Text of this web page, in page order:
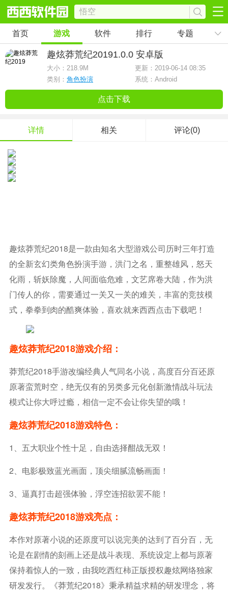
首页 游戏 软件 排行 专题
趣炫莽荒纪20191.0.0 安卓版
大小： 218.9M
更新：2019-06-14 08:35
类别： 角色扮演 系统：Android
点击下载
详情 相关 评论(0)
趣炫莽荒纪2018是一款由知名大型游戏公司历时三年打造
的全新玄幻类角色扮演手游，洪门之名，重整雄风，怒天
化雨，斩妖除魔，人间面临危难，文艺席卷大陆，作为洪
门传人的你，需要通过一关又一关的难关，丰富的竞技模
式，拳拳到肉的酷爽体验，喜欢就来西西点击下载吧！
趣炫莽荒纪2018游戏介绍：
莽荒纪2018手游改编经典人气同名小说，高度百分百还原
原著蛮荒时空，绝无仅有的另类多元化创新激情战斗玩法
模式让你大呼过瘾，相信一定不会让你失望的哦！
趣炫莽荒纪2018游戏特色：
1、五大职业个性十足，自由选择酣战无双！
2、电影极致蓝光画面，顶尖细腻流畅画面！
3、逼真打击超强体验，浮空连招欲罢不能！
趣炫莽荒纪2018游戏亮点：
本作对原著小说的还原度可以说完美的达到了百分百，无
论是在剧情的刻画上还是战斗表现、系统设定上都与原著
保持着惊人的一致，由我吃西红柿正版授权趣炫网络独家
研发发行。《莽荒纪2018》秉承精益求精的研发理念，将